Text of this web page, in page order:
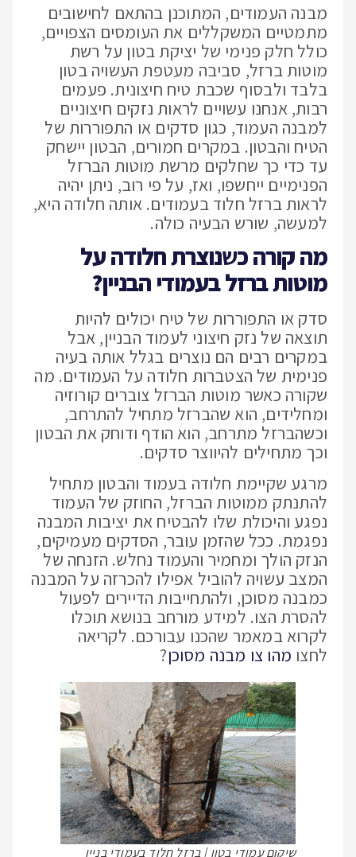
מבנה העמודים, המתוכנן בהתאם לחישובים
מתמטיים המשקללים את העומסים הצפויים,
כולל חלק פנימי של יציקת בטון על רשת
מוטות ברזל, סביבה מעטפת העשויה בטון
בלבד ולבסוף שכבת טיח חיצונית. פעמים
רבות, אנחנו עשויים לראות נזקים חיצוניים
למבנה העמוד, כגון סדקים או התפוררות של
הטיח והבטון. במקרים חמורים, הבטון יישחק
עד כדי כך שחלקים מרשת מוטות הברזל
הפנימיים ייחשפו, ואז, על פי רוב, ניתן יהיה
לראות ברזל חלוד בעמודים. אותה חלודה היא,
למעשה, שורש הבעיה כולה.
מה קורה כשנוצרת חלודה על
מוטות ברזל בעמודי הבניין?
סדק או התפוררות של טיח יכולים להיות
תוצאה של נזק חיצוני לעמוד הבניין, אבל
במקרים רבים הם נוצרים בגלל אותה בעיה
פנימית של הצטברות חלודה על העמודים. מה
שקורה כאשר מוטות הברזל צוברים קורוזיה
ומחלידים, הוא שהברזל מתחיל להתרחב,
וכשהברזל מתרחב, הוא הודף ודוחק את הבטון
וכך מתחילים להיווצר סדקים.
מרגע שקיימת חלודה בעמוד והבטון מתחיל
להתנתק ממוטות הברזל, החוזק של העמוד
נפגע והיכולת שלו להבטיח את יציבות המבנה
נפגמת. ככל שהזמן עובר, הסדקים מעמיקים,
הנזק הולך ומחמיר והעמוד נחלש. הזנחה של
המצב עשויה להוביל אפילו להכרזה על המבנה
כמבנה מסוכן, ולהתחייבות הדיירים לפעול
להסרת הצו. למידע מורחב בנושא תוכלו
לקרוא במאמר שהכנו עבורכם. לקריאה
לחצו מהו צו מבנה מסוכן?
שיקום עמודי בטון | ברזל חלוד בעמודי בניין